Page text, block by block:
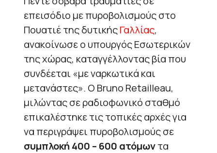
επεισόδιο με πυροβολισμούς στο
Πουατιέ της δυτικήςΓαλλίας,
ανακοίνωσε ο υπουργός Εσωτερικών
της χώρας, καταγγέλλοντας βία που
συνδέεται «με ναρκωτικά και
μετανάστες». Ο Bruno Retailleau,
μιλώντας σε ραδιοφωνικό σταθμό
επικαλέστηκε τις τοπικές αρχές για
να περιγράψει πυροβολισμούς σε
συμπλοκή 400 – 600 ατόμωντα